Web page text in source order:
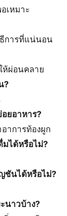
เหมาะ
การที่แน่นอน
ผ่อนคลาย
?
ยอาหาร?
าการท้องผูก
มได้หรือไม่?
ชันได้หรือไม่?
นาวบ้าง?